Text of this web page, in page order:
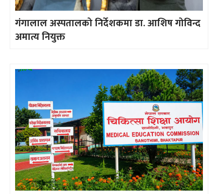
गंगालाल अस्पतालको निर्देशकमा डा. आशिष गोविन्द
अमात्य नियुक्त